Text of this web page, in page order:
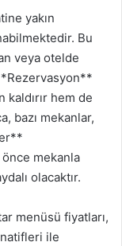
yakın
Bu
veya otelde
kaldırır hem de
bazı mekanlar,
mekanla
olacaktır.
menüsü fiyatları,
ile